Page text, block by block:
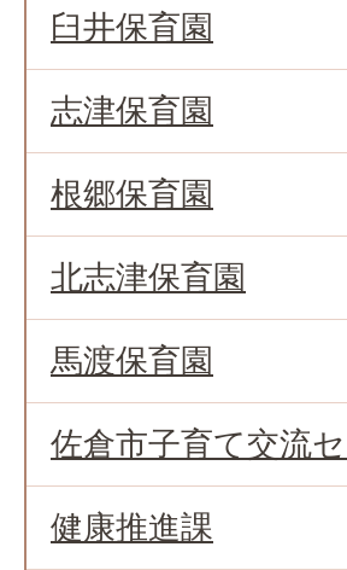
臼井保育園
志津保育園
根郷保育園
北志津保育園
馬渡保育園
佐倉市子育て交流
健康推進課